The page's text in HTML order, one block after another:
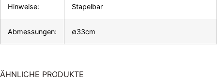
Hinweise: Stapelbar
Abmessungen: ∅33cm
ÄHNLICHE PRODUKTE